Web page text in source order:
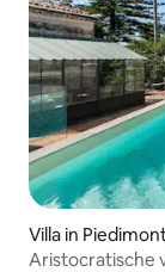
Villa in
Aristocratische